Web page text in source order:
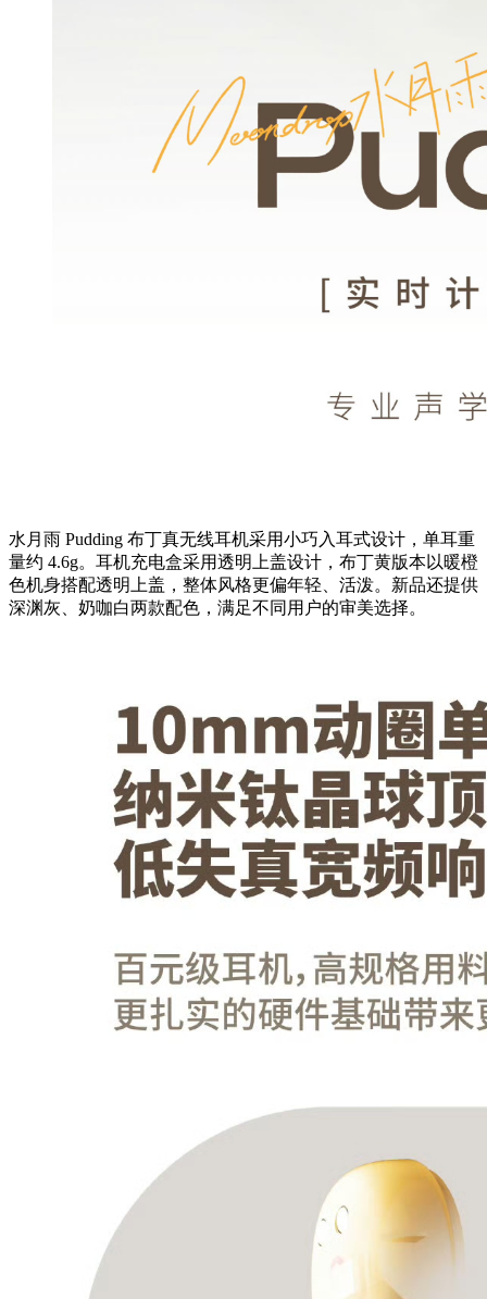
水月雨 Pudding 布丁真无线耳机采用小巧入耳式设计，单耳重
量约 4.6g。耳机充电盒采用透明上盖设计，布丁黄版本以暖橙
色机身搭配透明上盖，整体风格更偏年轻、活泼。新品还提供
深渊灰、奶咖白两款配色，满足不同用户的审美选择。